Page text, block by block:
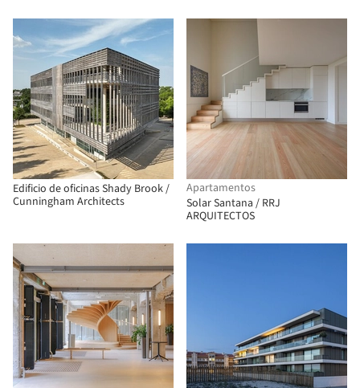
Edificio de oficinas Shady Brook /
Cunningham Architects
Apartamentos
Solar Santana / RRJ
ARQUITECTOS